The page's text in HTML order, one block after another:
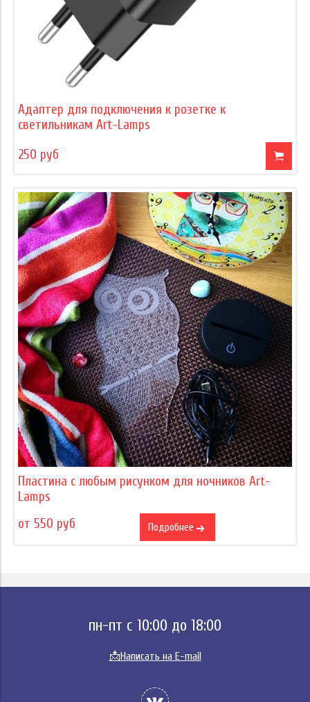
Адаптер для подключения к розетке к
светильникам Art-Lamps
250 руб
Пластина с любым рисунком для ночников Art-
Lamps
от 550 руб
Подробнее
пн-пт с 10:00 до 18:00
📩Написать на E-mail